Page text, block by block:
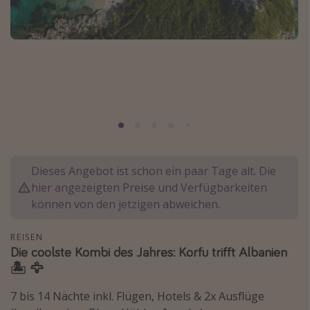
Normandie Urlaub
Goa Urlaub
Japan Rundreise
Reisethemen
Alle Reisethemen
Wellnessurlaub
Roadtrips
Dieses Angebot ist schon ein paar Tage alt. Die
hier angezeigten Preise und Verfügbarkeiten
können von den jetzigen abweichen.
REISEN
Die coolste Kombi des Jahres: Korfu trifft Albanien
🏝️ 🦅
7 bis 14 Nächte inkl. Flügen, Hotels & 2x Ausflüge